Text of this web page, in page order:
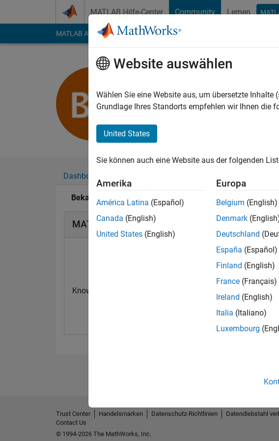
MATLAB Hilfe-Center Community Lernen
MATLAB Answers File Exchange Cody
Aktiv seit 2016
Followers:0 Following:0
Dashboard
Bekay.Kang's Abzeichen
MATLAB Answers Abzeichen
Knowledgeable Level 2
Website auswählen
Wählen Sie eine Website aus, um übersetzte
Grundlage Ihres Standorts empfehlen wir Ihnen die
United States
Sie können auch eine Website aus der folgenden
Amerika
América Latina (Español)
Canada (English)
United States (English)
Europa
Belgium (English)
Denmark
Deutschland
España (Español)
Finland (English)
France (Français)
Ireland (English)
Italia (Italiano)
Luxembourg
Trust Center Handelsmarken Datenschutz-Richtlinien Datendiebstahl
Contact Us
© 1994-2026 The MathWorks, Inc.